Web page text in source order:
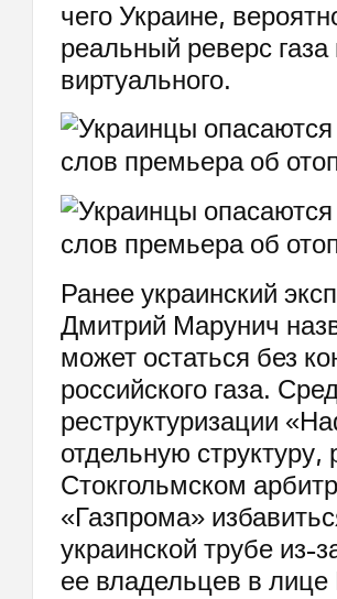
чего Украине,
реальный реверс
виртуального.
Ранее украинский
Дмитрий Марунич
может остаться без
российского газа.
реструктуризации
отдельную структуру,
Стокгольмском
«Газпрома»
украинской трубе из-
ее владельцев в лице